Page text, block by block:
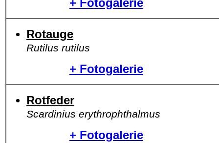
+ Fotogalerie
Rotauge
Rutilus rutilus
+ Fotogalerie
Rotfeder
Scardinius erythrophthalmus
+ Fotogalerie